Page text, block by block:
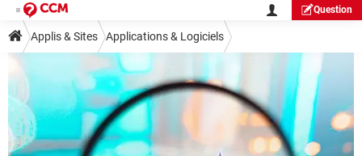
Question
Applis & Sites Applications & Logiciels